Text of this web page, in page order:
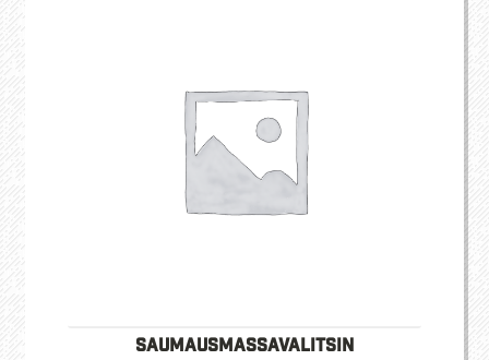
valinnat
tuotteen
Saumausmassavalitsin